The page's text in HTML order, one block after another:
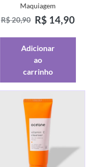
Maquiagem
R$20,90 R$ 14,90
Adicionar
ao
carrinho